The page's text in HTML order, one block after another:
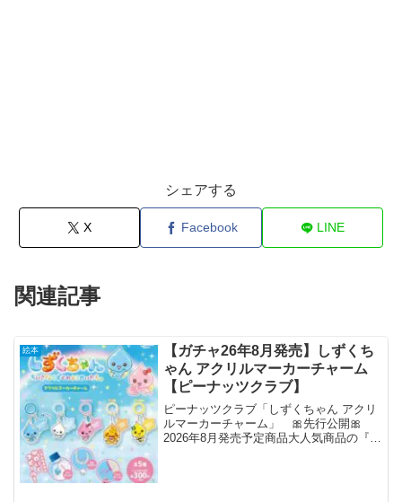
シェアする
X Facebook LINE
関連記事
絵本
【ガチャ26年8月発売】しずくち
ゃん アクリルマーカーチャーム
【ピーナッツクラブ】
ピーナッツクラブ「しずくちゃん アクリ
ルマーカーチャーム」 🎀先行公開🎀
2026年8月発売予定商品大人気商品の『#